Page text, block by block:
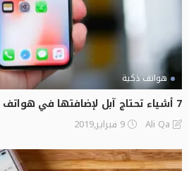
هواتف ذكية
7 أشياء تحتاج آبل لإضافتها في هواتف آيفون 2019
Ali Qa 9 فبراير,2019